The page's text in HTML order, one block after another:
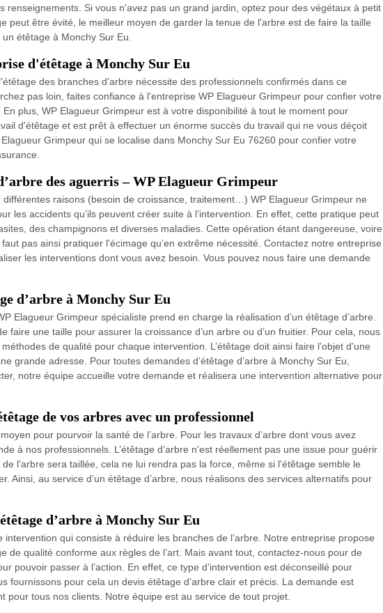
renseignements. Si vous n'avez pas un grand jardin, optez pour des végétaux à petit
peut être évité, le meilleur moyen de garder la tenue de l'arbre est de faire la taille
étêtage à Monchy Sur Eu.
d'étêtage à Monchy Sur Eu
des branches d'arbre nécessite des professionnels confirmés dans ce
pas loin, faites confiance à l'entreprise WP Elagueur Grimpeur pour confier votre
plus, WP Elagueur Grimpeur est à votre disponibilité à tout le moment pour
d'étêtage et est prêt à effectuer un énorme succès du travail qui ne vous déçoit
Grimpeur qui se localise dans Monchy Sur Eu 76260 pour confier votre
des aguerris – WP Elagueur Grimpeur
différentes raisons (besoin de croissance, traitement…) WP Elagueur Grimpeur ne
les accidents qu’ils peuvent créer suite à l’intervention. En effet, cette pratique peut
des champignons et diverses maladies. Cette opération étant dangereuse, voire
pas ainsi pratiquer l'écimage qu’en extrême nécessité. Contactez notre entreprise
les interventions dont vous avez besoin. Vous pouvez nous faire une demande
d’arbre à Monchy Sur Eu
Elagueur Grimpeur spécialiste prend en charge la réalisation d’un étêtage d’arbre.
faire une taille pour assurer la croissance d’un arbre ou d’un fruitier. Pour cela, nous
de qualité pour chaque intervention. L’étêtage doit ainsi faire l’objet d’une
grande adresse. Pour toutes demandes d’étêtage d’arbre à Monchy Sur Eu,
notre équipe accueille votre demande et réalisera une intervention alternative pour
de vos arbres avec un professionnel
pour pourvoir la santé de l’arbre. Pour les travaux d’arbre dont vous avez
à nos professionnels. L’étêtage d’arbre n'est réellement pas une issue pour guérir
l’arbre sera taillée, cela ne lui rendra pas la force, même si l'étêtage semble le
Ainsi, au service d’un étêtage d’arbre, nous réalisons des services alternatifs pour
d’arbre à Monchy Sur Eu
intervention qui consiste à réduire les branches de l’arbre. Notre entreprise propose
de qualité conforme aux règles de l’art. Mais avant tout, contactez-nous pour de
pouvoir passer à l’action. En effet, ce type d’intervention est déconseillé pour
fournissons pour cela un devis étêtage d’arbre clair et précis. La demande est
pour tous nos clients. Notre équipe est au service de tout projet.